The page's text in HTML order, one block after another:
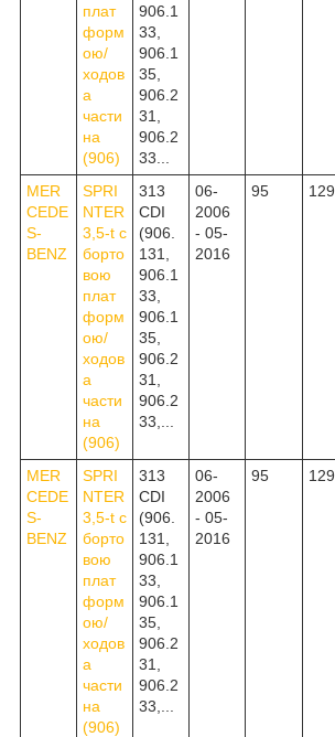
плат
форм
ою/
ходов
а
части
на
(906)
906.1
33,
906.1
35,
906.2
31,
906.2
33...
MER
CEDE
S-
BENZ
SPRI
NTER
3,5-t c
борто
вою
плат
форм
ою/
ходов
а
части
на
(906)
313
CDI
(906.
131,
906.1
33,
906.1
35,
906.2
31,
906.2
33,...
06-
2006
- 05-
2016
95 129
MER
CEDE
S-
BENZ
SPRI
NTER
3,5-t c
борто
вою
плат
форм
ою/
ходов
а
части
на
(906)
313
CDI
(906.
131,
906.1
33,
906.1
35,
906.2
31,
906.2
33,...
06-
2006
- 05-
2016
95 129